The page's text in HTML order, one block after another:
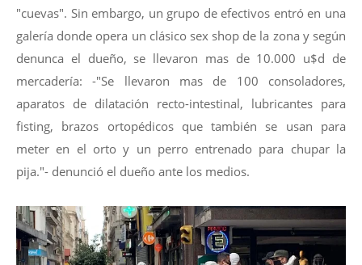
"cuevas". Sin embargo, un grupo de efectivos entró en una
galería donde opera un clásico sex shop de la zona y según
denunca el dueño, se llevaron mas de 10.000 u$d de
mercadería: -"Se llevaron mas de 100 consoladores,
aparatos de dilatación recto-intestinal, lubricantes para
fisting, brazos ortopédicos que también se usan para
meter en el orto y un perro entrenado para chupar la
pija."- denunció el dueño ante los medios.